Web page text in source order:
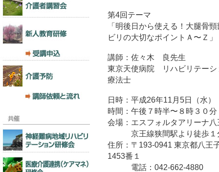
第4回テーマ
「明後日から使える！大腿骨
ビリの大切なポイントＡ〜Ｚ」
講師：佐々木 良先生
東京天使病院 リハビリテー
療法士
日時：平成26年11月5日（水）
時間：午後７時半〜８時３０分
会場：エスフォルタアリーナ
京王線狭間駅より徒歩１
住所：〒193-0941 東京都八王
1453番１
電話：042-662-4880